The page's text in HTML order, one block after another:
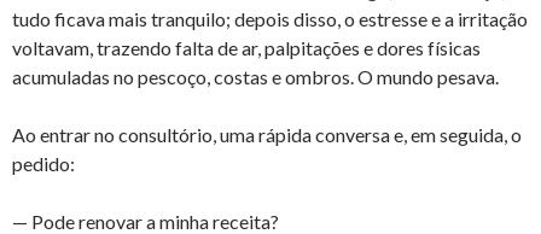
tudo ficava mais tranquilo; depois disso, o estresse e a irritação
voltavam, trazendo falta de ar, palpitações e dores físicas
acumuladas no pescoço, costas e ombros. O mundo pesava.
Ao entrar no consultório, uma rápida conversa e, em seguida, o
pedido:
— Pode renovar a minha receita?